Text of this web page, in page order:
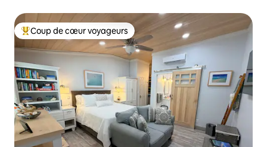
Coup de cœur voyageurs parmi les plus aimés
Coup de cœur voyageurs